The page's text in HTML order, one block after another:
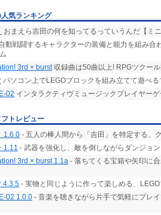
人気ランキング
おまえら吉田の何を知ってるっていうんだ【ミニ
動戦闘するキャラクターの装備と能力を組み合
3rd × burst収録曲は50曲以上! RPGツクー
パソコン上でLEGOブロックを組み立てて遊べ
02 インタラクティヴミュージックプレイヤーゲ
フトレビュー
1.6.0 - 五人の棒人間から「吉田」を特定する、
1.11 - 武器を強化し、敵を倒しながらダンジョ
3rd × burst 1.1a - 落ちてくる宝箱や矢印に
4.3.5 - 実物と同じように作って楽しめる、
02 1.0.0 - 音楽を聴きながら片手で気軽にプレ